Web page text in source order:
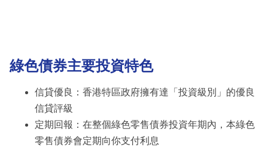
綠色債券主要投資特色
信貸優良：香港特區政府擁有達「投資級別」的優良
信貸評級
定期回報：在整個綠色零售債券投資年期內，本綠色
零售債券會定期向你支付利息